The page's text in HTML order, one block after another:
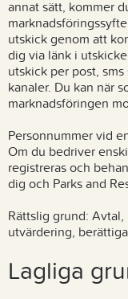
annat sätt, kommer
utskick genom att
dig via länk i
utskick per post,
kanaler. Du kan när
marknadsföringen
Personnummer vid
Om du bedriver
registreras och
dig och Parks and
Rättslig grund:
utvärdering,
Lagliga